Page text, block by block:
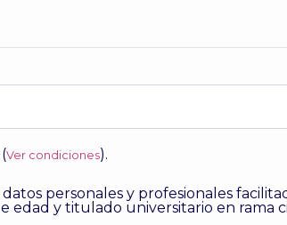
Ver condiciones).
personales y profesionales
edad y titulado universitario en rama